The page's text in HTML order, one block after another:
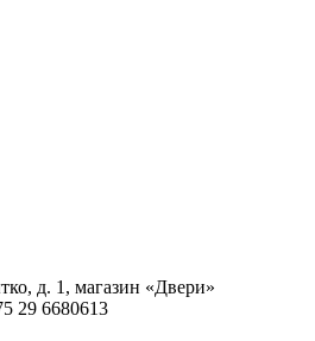
д. 1, магазин «Двери»
29 6680613